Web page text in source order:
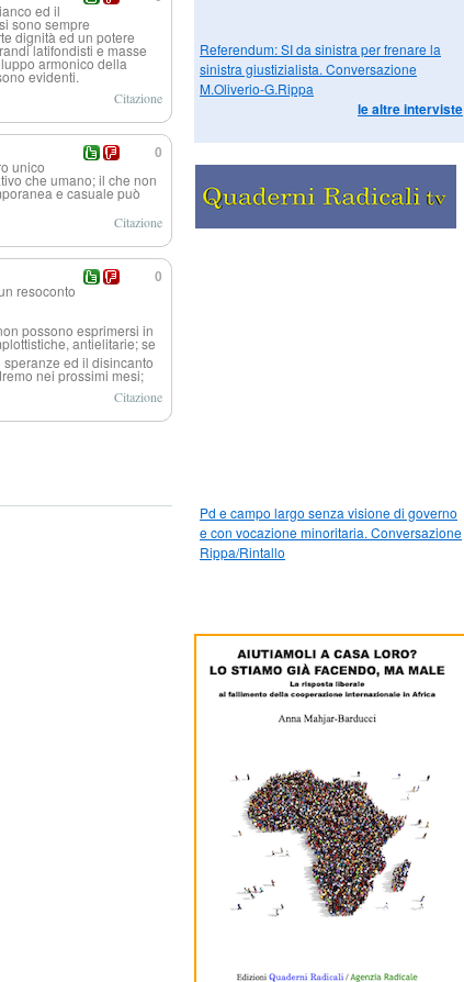
ed il
sono sempre
dignità ed un potere
latifondisti e masse
armonico della
evidenti.
Citazione
0
unico
che umano; il che non
e casuale può
Citazione
0
resoconto
possono esprimersi in
, antielitarie; se
ed il disincanto
nei prossimi mesi;
Citazione
Referendum: SI da sinistra per frenare la
sinistra giustizialista. Conversazione
M.Oliverio-G.Rippa
le altre interviste
Pd e campo largo senza visione di governo
e con vocazione minoritaria. Conversazione
Rippa/Rintallo